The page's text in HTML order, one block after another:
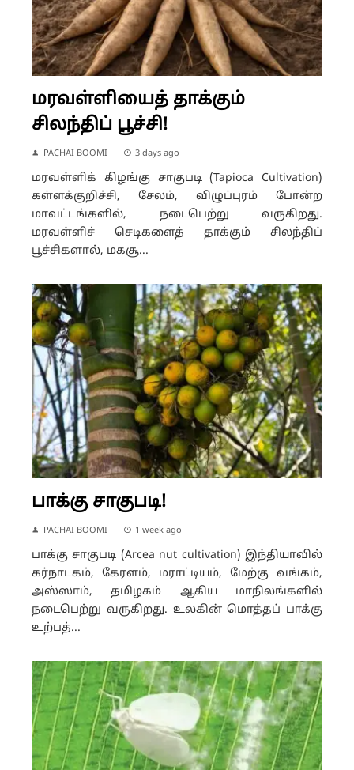
மரவள்ளியைத் தாக்கும்
சிலந்திப் பூச்சி!
PACHAI BOOMI 3 days ago
மரவள்ளிக் கிழங்கு சாகுபடி (Tapioca Cultivation)
கள்ளக்குறிச்சி, சேலம், விழுப்புரம் போன்ற
மாவட்டங்களில், நடைபெற்று வருகிறது.
மரவள்ளிச் செடிகளைத் தாக்கும் சிலந்திப்
பூச்சிகளால், மகசூ...
பாக்கு சாகுபடி!
PACHAI BOOMI 1 week ago
பாக்கு சாகுபடி (Arcea nut cultivation) இந்தியாவில்
கர்நாடகம், கேரளம், மராட்டியம், மேற்கு வங்கம்,
அஸ்ஸாம், தமிழகம் ஆகிய மாநிலங்களில்
நடைபெற்று வருகிறது. உலகின் மொத்தப் பாக்கு
உற்பத்...